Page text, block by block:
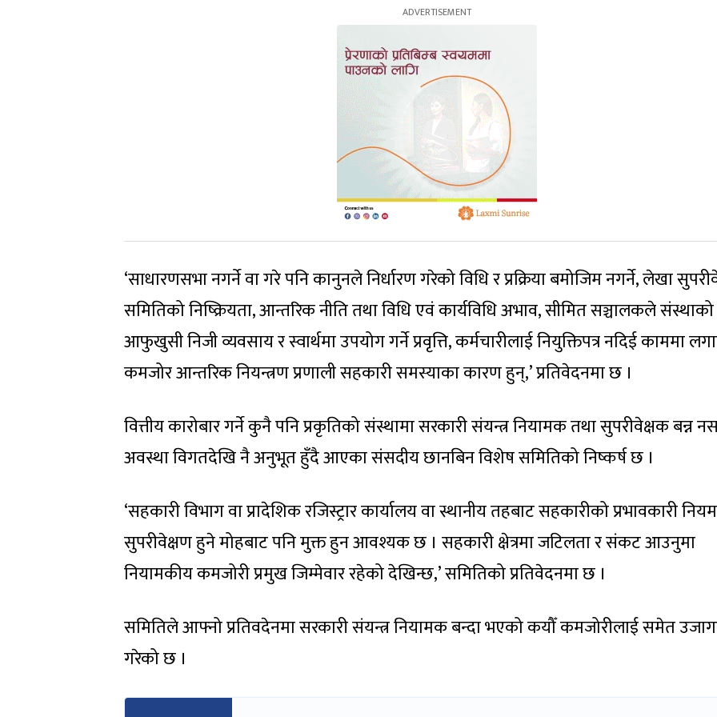
‘साधारणसभा नगर्ने वा गरे पनि कानुनले निर्धारण गरेको विधि र प्रक्रिया बमोजिम नगर्ने, लेखा
समितिको निष्क्रियता, आन्तरिक नीति तथा विधि एवं कार्यविधि अभाव, सीमित सञ्चालकले संस्थाको
आफुखुसी निजी व्यवसाय र स्वार्थमा उपयोग गर्ने प्रवृत्ति, कर्मचारीलाई नियुक्तिपत्र नदिई काममा
कमजोर आन्तरिक नियन्त्रण प्रणाली सहकारी समस्याका कारण हुन्,’ प्रतिवेदनमा छ ।
वित्तीय कारोबार गर्ने कुनै पनि प्रकृतिको संस्थामा सरकारी संयन्त्र नियामक तथा सुपरीवेक्षक बन्न
अवस्था विगतदेखि नै अनुभूत हुँदै आएका संसदीय छानबिन विशेष समितिको निष्कर्ष छ ।
‘सहकारी विभाग वा प्रादेशिक रजिस्ट्रार कार्यालय वा स्थानीय तहबाट सहकारीको प्रभावकारी
सुपरीवेक्षण हुने मोहबाट पनि मुक्त हुन आवश्यक छ । सहकारी क्षेत्रमा जटिलता र संकट आउनुमा
नियामकीय कमजोरी प्रमुख जिम्मेवार रहेको देखिन्छ,’ समितिको प्रतिवेदनमा छ ।
समितिले आफ्नो प्रतिवदेनमा सरकारी संयन्त्र नियामक बन्दा भएको कयौँ कमजोरीलाई समेत
गरेको छ ।